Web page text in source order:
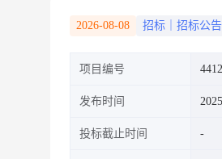
2026-08-08 招标｜招标公告
项目编号
发布时间
投标截止时间